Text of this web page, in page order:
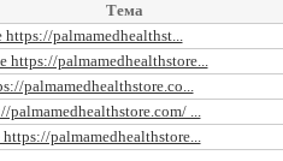
Тема
palmamedhealthst...
https://palmamedhealthstore...
palmamedhealthstore.co...
...
palmamedhealthstore...